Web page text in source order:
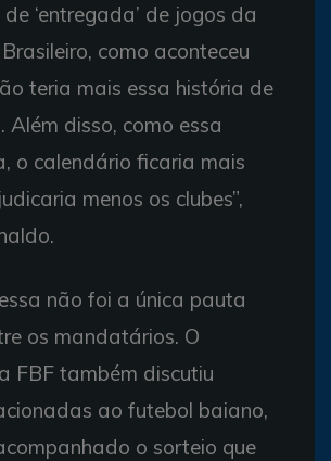
‘entregada’ de jogos da
como aconteceu
teria mais essa história de
Além disso, como essa
o calendário ficaria mais
menos os clubes”,
não foi a única pauta
os mandatários. O
FBF também discutiu
ao futebol baiano,
o sorteio que